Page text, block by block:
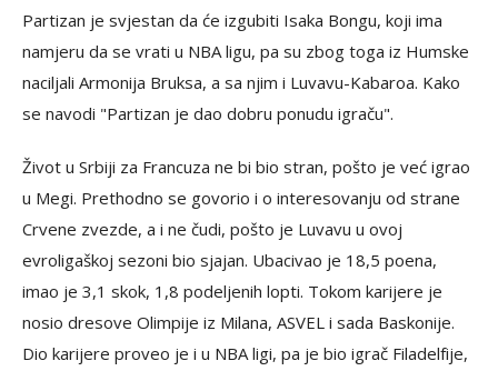
Partizan je svjestan da će izgubiti Isaka Bongu, koji ima
namjeru da se vrati u NBA ligu, pa su zbog toga iz Humske
naciljali Armonija Bruksa, a sa njim i Luvavu-Kabaroa. Kako
se navodi "Partizan je dao dobru ponudu igraču".
Život u Srbiji za Francuza ne bi bio stran, pošto je već igrao
u Megi. Prethodno se govorio i o interesovanju od strane
Crvene zvezde, a i ne čudi, pošto je Luvavu u ovoj
evroligaškoj sezoni bio sjajan. Ubacivao je 18,5 poena,
imao je 3,1 skok, 1,8 podeljenih lopti. Tokom karijere je
nosio dresove Olimpije iz Milana, ASVEL i sada Baskonije.
Dio karijere proveo je i u NBA ligi, pa je bio igrač Filadelfije,